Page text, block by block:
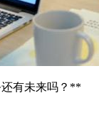
有未来吗？**